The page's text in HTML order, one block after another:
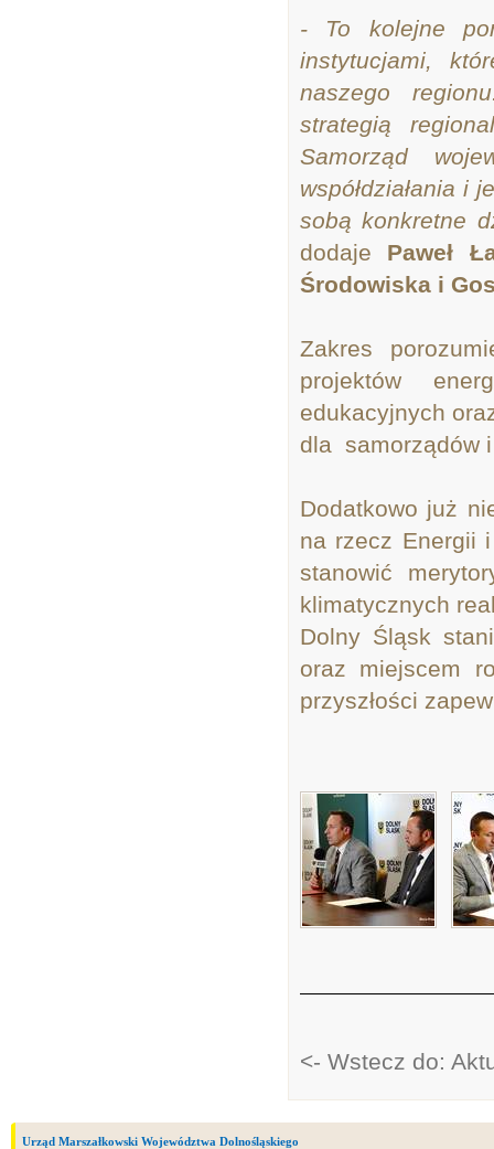
- To kolejne
instytucjami,
naszego
strategią
Samorząd
współdziałania i
sobą konkretne
dodaje Paweł
Środowiska i
Zakres
projektów
edukacyjnych
dla samorządów
Dodatkowo już
na rzecz Energii
stanowić
klimatycznych
Dolny Śląsk
oraz miejscem
przyszłości
<- Wstecz do:
Urząd Marszałkowski Województwa Dolnośląskiego